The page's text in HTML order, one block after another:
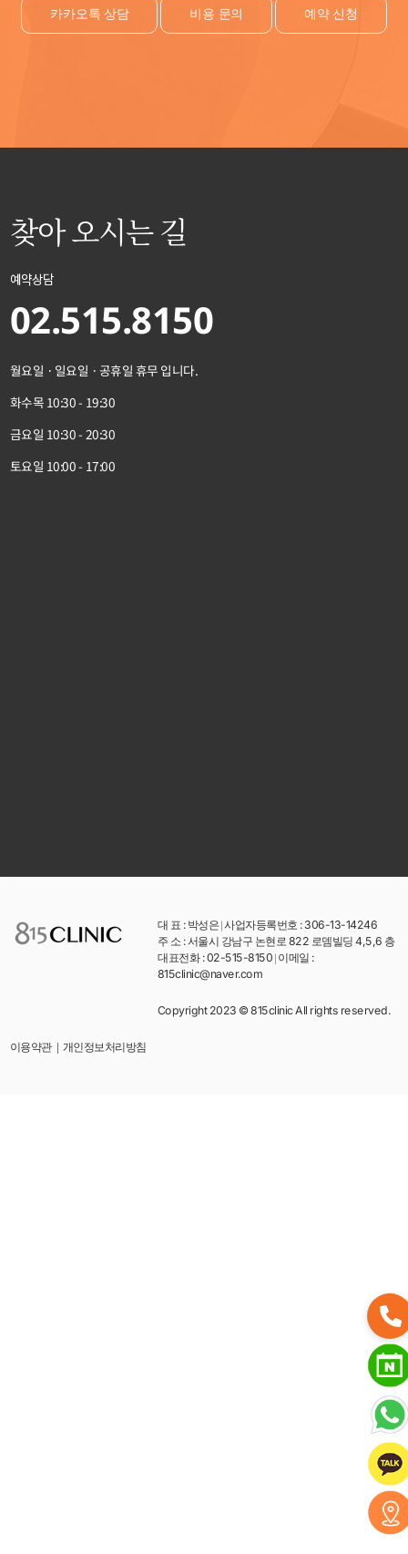
카카오톡 상담 비용 문의 예약 신청
찾아 오시는 길
예약상담
02.515.8150
월요일 · 일요일 · 공휴일 휴무 입니다.
화수목 10:30 - 19:30
금요일 10:30 - 20:30
토요일 10:00 - 17:00
대 표 : 박성은|사업자등록번호 : 306-13-14246
주 소 : 서울시 강남구 논현로 822 로뎀빌딩 4,5,6 층
대표전화 : 02-515-8150|이메일 :
815clinic@naver.com
Copyright 2023 © 815clinic All rights reserved.
이용약관 | 개인정보처리방침